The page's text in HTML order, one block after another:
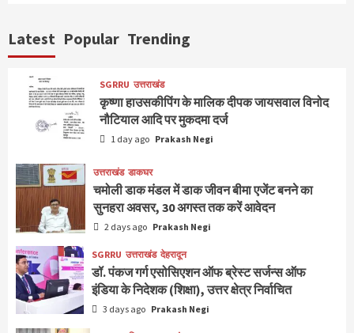
Latest Popular Trending
SGRRU उत्तराखंड
कृष्णा हाउसकीपिंग के मालिक दीपक जायसवाल विनोद
नौटियाल आदि पर मुकदमा दर्ज
1 day ago Prakash Negi
उत्तराखंड डाकघर
चमोली डाक मंडल में डाक जीवन बीमा एजेंट बनने का
सुनहरा अवसर, 30 अगस्त तक करें आवेदन
2 days ago Prakash Negi
SGRRU उत्तराखंड देहरादून
डॉ. पंकज गर्ग एसोसिएशन ऑफ ब्रेस्ट सर्जन्स ऑफ
इंडिया के निदेशक (शिक्षा), उत्तर क्षेत्र निर्वाचित
3 days ago Prakash Negi